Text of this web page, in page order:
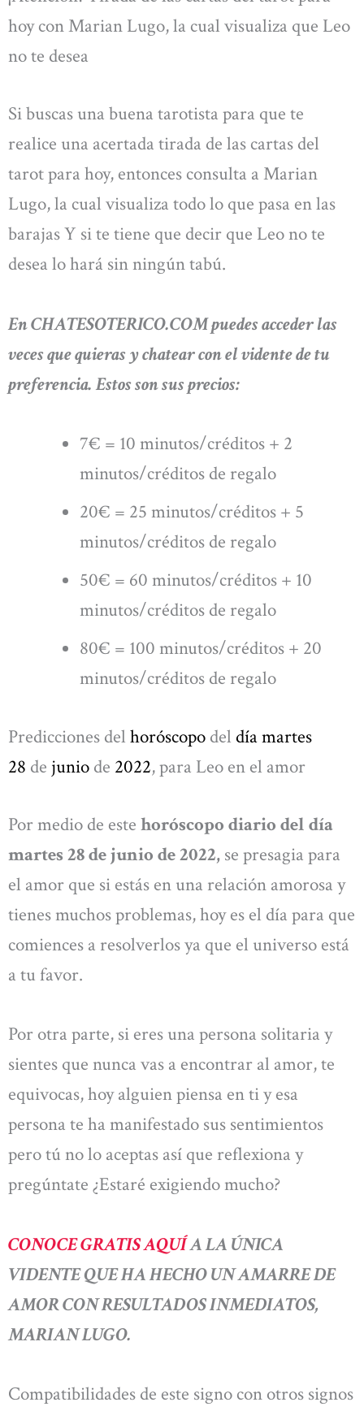
hoy con Marian Lugo, la cual visualiza que Leo
no te desea
Si buscas una buena tarotista para que te
realice una acertada tirada de las cartas del
tarot para hoy, entonces consulta a Marian
Lugo, la cual visualiza todo lo que pasa en las
barajas Y si te tiene que decir que Leo no te
desea lo hará sin ningún tabú.
En CHATESOTERICO.COM puedes acceder las
veces que quieras y chatear con el vidente de tu
preferencia. Estos son sus precios:
7€ = 10 minutos/créditos + 2
minutos/créditos de regalo
20€ = 25 minutos/créditos + 5
minutos/créditos de regalo
50€ = 60 minutos/créditos + 10
minutos/créditos de regalo
80€ = 100 minutos/créditos + 20
minutos/créditos de regalo
Predicciones del horóscopo del día martes
28 de junio de 2022, para Leo en el amor
Por medio de este horóscopo diario del día
martes 28 de junio de 2022, se presagia para
el amor que si estás en una relación amorosa y
tienes muchos problemas, hoy es el día para que
comiences a resolverlos ya que el universo está
a tu favor.
Por otra parte, si eres una persona solitaria y
sientes que nunca vas a encontrar al amor, te
equivocas, hoy alguien piensa en ti y esa
persona te ha manifestado sus sentimientos
pero tú no lo aceptas así que reflexiona y
pregúntate ¿Estaré exigiendo mucho?
CONOCE GRATIS AQUÍA LA ÚNICA
VIDENTE QUE HA HECHO UN AMARRE DE
AMOR CON RESULTADOS INMEDIATOS,
MARIAN LUGO.
Compatibilidades de este signo con otros signos